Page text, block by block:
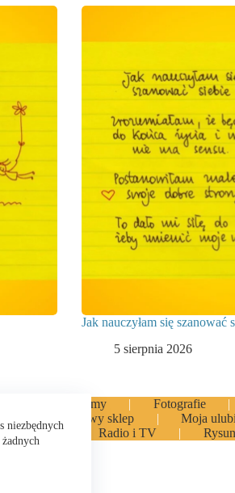
niezbędnych
Jak nauczyłam się szanować
5 sierpnia 2026
Filmy Fotografie
Majowy sklep Moja
otwarte
Radio i TV